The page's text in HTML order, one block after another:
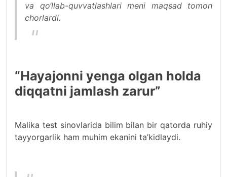
va qo‘llab-quvvatlashlari meni maqsad tomon
chorlardi.
“Hayajonni yenga olgan holda
diqqatni jamlash zarur”
Malika test sinovlarida bilim bilan bir qatorda ruhiy
tayyorgarlik ham muhim ekanini ta’kidlaydi.